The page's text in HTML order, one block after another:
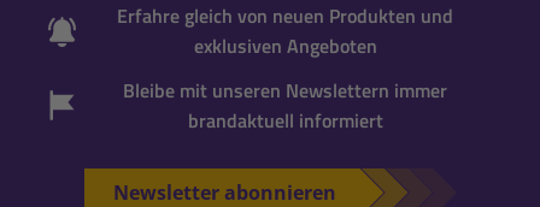
Erfahre gleich von neuen Produkten und
exklusiven Angeboten
Bleibe mit unseren Newslettern immer
brandaktuell informiert
Newsletter abonnieren